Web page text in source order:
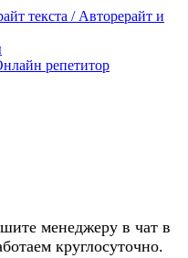
текста / Авторерайт и
репетитор
менеджеру в чат в
круглосуточно.